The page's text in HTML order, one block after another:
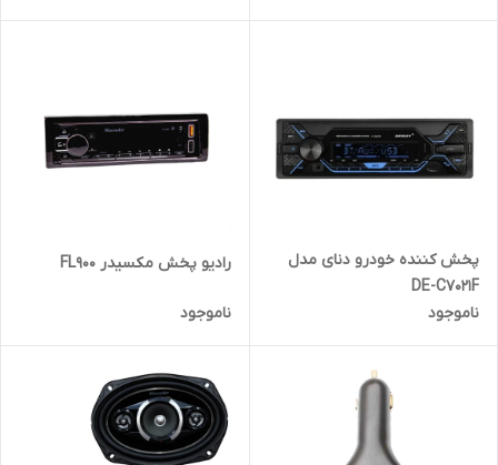
پخش کننده خودرو دنای مدل
DE-C7021F
ناموجود
رادیو پخش مکسیدر FL900
ناموجود